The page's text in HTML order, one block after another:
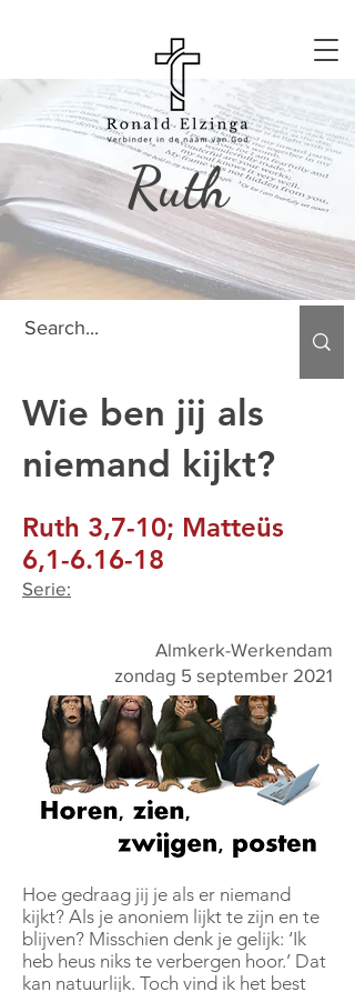
Ruth
Wie ben jij als
niemand kijkt?
Ruth 3,7-10; Matteüs
6,1-6.16-18
Serie:
Almkerk-Werkendam
zondag 5 september 2021
Hoe gedraag jij je als er niemand
kijkt? Als je anoniem lijkt te zijn en te
blijven? Misschien denk je gelijk: ‘Ik
heb heus niks te verbergen hoor.’ Dat
kan natuurlijk. Toch vind ik het best